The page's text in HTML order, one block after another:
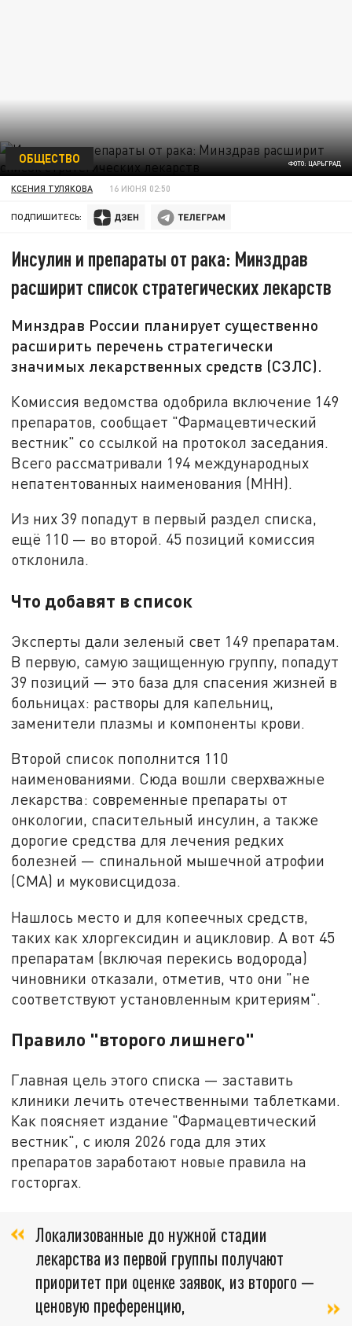
ФОТО: ЦАРЬГРАД
ОБЩЕСТВО
КСЕНИЯ ТУЛЯКОВА 16 ИЮНЯ 02:50
ПОДПИШИТЕСЬ:
Инсулин и препараты от рака: Минздрав
расширит список стратегических лекарств
Минздрав России планирует существенно
расширить перечень стратегически
значимых лекарственных средств (СЗЛС).
Комиссия ведомства одобрила включение 149
препаратов, сообщает "Фармацевтический
вестник" со ссылкой на протокол заседания.
Всего рассматривали 194 международных
непатентованных наименования (МНН).
Из них 39 попадут в первый раздел списка,
ещё 110 — во второй. 45 позиций комиссия
отклонила.
Что добавят в список
Эксперты дали зеленый свет 149 препаратам.
В первую, самую защищенную группу, попадут
39 позиций — это база для спасения жизней в
больницах: растворы для капельниц,
заменители плазмы и компоненты крови.
Второй список пополнится 110
наименованиями. Сюда вошли сверхважные
лекарства: современные препараты от
онкологии, спасительный инсулин, а также
дорогие средства для лечения редких
болезней — спинальной мышечной атрофии
(СМА) и муковисцидоза.
Нашлось место и для копеечных средств,
таких как хлоргексидин и ацикловир. А вот 45
препаратам (включая перекись водорода)
чиновники отказали, отметив, что они "не
соответствуют установленным критериям".
Правило "второго лишнего"
Главная цель этого списка — заставить
клиники лечить отечественными таблетками.
Как поясняет издание "Фармацевтический
вестник", с июля 2026 года для этих
препаратов заработают новые правила на
госторгах.
Локализованные до нужной стадии
лекарства из первой группы получают
приоритет при оценке заявок, из второго —
ценовую преференцию,